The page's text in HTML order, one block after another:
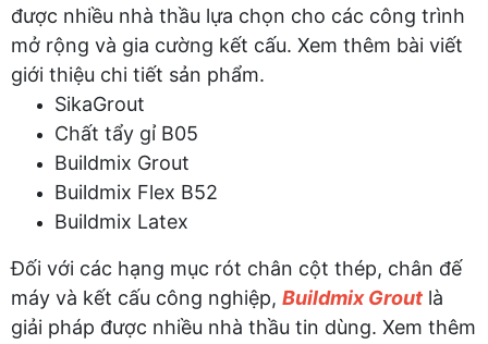
được nhiều nhà thầu lựa chọn cho các công trình
mở rộng và gia cường kết cấu. Xem thêm bài viết
giới thiệu chi tiết sản phẩm.
SikaGrout
Chất tẩy gỉ B05
Buildmix Grout
Buildmix Flex B52
Buildmix Latex
Đối với các hạng mục rót chân cột thép, chân đế
máy và kết cấu công nghiệp, Buildmix Grout là
giải pháp được nhiều nhà thầu tin dùng. Xem thêm